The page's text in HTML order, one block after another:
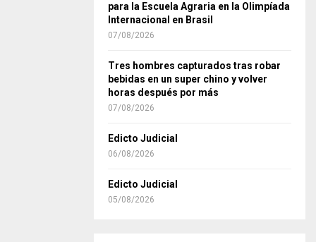
para la Escuela Agraria en la Olimpíada
Internacional en Brasil
07/08/2026
Tres hombres capturados tras robar
bebidas en un super chino y volver
horas después por más
07/08/2026
Edicto Judicial
06/08/2026
Edicto Judicial
05/08/2026